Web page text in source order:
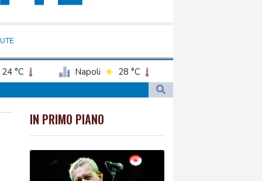
24 °C Napoli 28 °C
in Iran'
in Iran'
IN PRIMO PIANO